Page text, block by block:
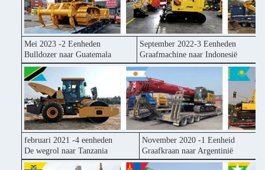
Mei 2023 -2 Eenheden
Bulldozer naar Guatemala
September 2022-3 Eenheden
Graafmachine naar Indonesië
februari 2021 -4 eenheden
De wegrol naar Tanzania
November 2020 -1 Eenheid
Graafkraan naar Argentinië